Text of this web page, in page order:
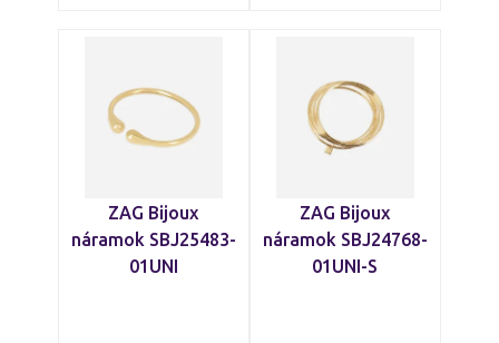
ZAG Bijoux
náramok SBJ25483-
01UNI
ZAG Bijoux
náramok SBJ24768-
01UNI-S